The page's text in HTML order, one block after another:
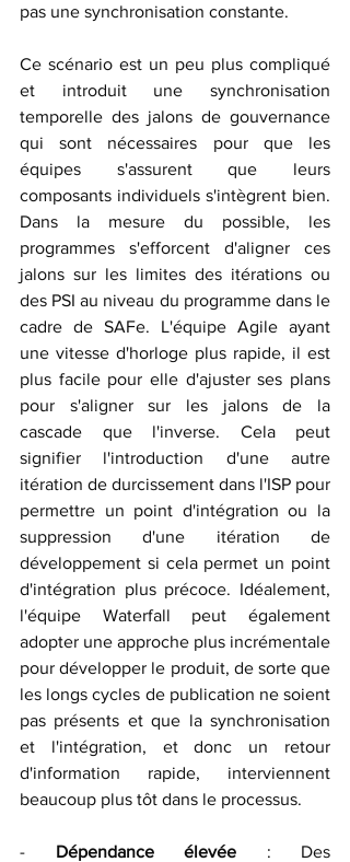
pas une synchronisation constante.
Ce scénario est un peu plus compliqué
et introduit une synchronisation
temporelle des jalons de gouvernance
qui sont nécessaires pour que les
équipes s'assurent que leurs
composants individuels s'intègrent bien.
Dans la mesure du possible, les
programmes s'efforcent d'aligner ces
jalons sur les limites des itérations ou
des PSI au niveau du programme dans le
cadre de SAFe. L'équipe Agile ayant
une vitesse d'horloge plus rapide, il est
plus facile pour elle d'ajuster ses plans
pour s'aligner sur les jalons de la
cascade que l'inverse. Cela peut
signifier l'introduction d'une autre
itération de durcissement dans l'ISP pour
permettre un point d'intégration ou la
suppression d'une itération de
développement si cela permet un point
d'intégration plus précoce. Idéalement,
l'équipe Waterfall peut également
adopter une approche plus incrémentale
pour développer le produit, de sorte que
les longs cycles de publication ne soient
pas présents et que la synchronisation
et l'intégration, et donc un retour
d'information rapide, interviennent
beaucoup plus tôt dans le processus.
- Dépendance élevée : Des